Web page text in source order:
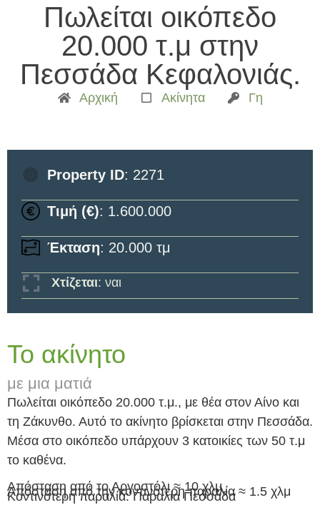
Πωλείται οικόπεδο
20.000 τ.μ στην
Πεσσάδα Κεφαλονιάς.
Αρχική Ακίνητα Γη
Property ID: 2271
Τιμή (€): 1.600.000
Έκταση: 20.000 τμ
Χτίζεται: ναι
Το ακίνητο
με μια ματιά
Πωλείται οικόπεδο 20.000 τ.μ., με θέα στον Αίνο και
τη Ζάκυνθο. Αυτό το ακίνητο βρίσκεται στην Πεσσάδα.
Μέσα στο οικόπεδο υπάρχουν 3 κατοικίες των 50 τ.μ
το καθένα.
Απόσταση από το Αργοστόλι ≈ 10 χλμ
Απόσταση από την κοντινότερη παραλία ≈ 1.5 χλμ
Κοντινότερη παραλία: Παραλία Πεσσάδα